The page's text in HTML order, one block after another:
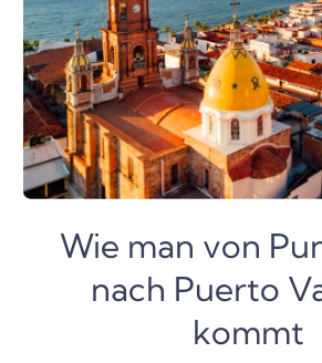
Wie man von
nach Puerto
kommt